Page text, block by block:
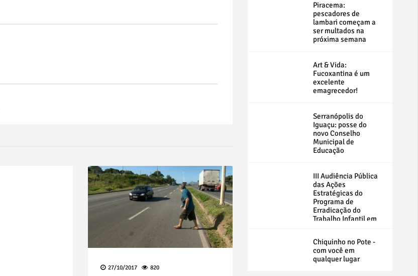
27/10/2017 820
Piracema:
pescadores de
lambari começam a
ser multados na
próxima semana
Art & Vida:
Fucoxantina é um
excelente
emagrecedor!
Serranópolis do
Iguaçu: posse do
novo Conselho
Municipal de
Educação
III Audiência Pública
das Ações
Estratégicas do
Programa de
Erradicação do
Trabalho Infantil em
Chiquinho no Pote -
com você em
qualquer lugar